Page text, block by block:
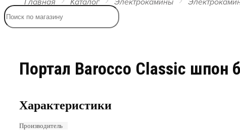
Главная Каталог Электрокамины
Портал Barocco Classic шпон
Характеристики
Производитель